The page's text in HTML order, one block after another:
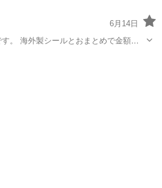
6月14日
。 海外製シールとおまとめで金額に